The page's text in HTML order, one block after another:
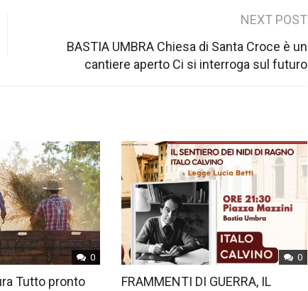
NEXT POST
BASTIA UMBRA Chiesa di Santa Croce è un
cantiere aperto Ci si interroga sul futuro
0
Tutto pronto
0
FRAMMENTI DI GUERRA, IL